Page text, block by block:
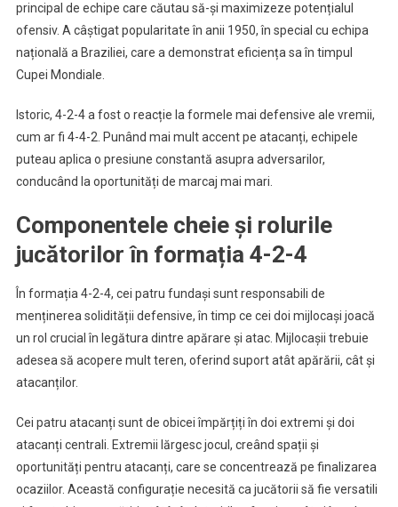
principal de echipe care căutau să-și maximizeze potențialul
ofensiv. A câștigat popularitate în anii 1950, în special cu echipa
națională a Braziliei, care a demonstrat eficiența sa în timpul
Cupei Mondiale.
Istoric, 4-2-4 a fost o reacție la formele mai defensive ale vremii,
cum ar fi 4-4-2. Punând mai mult accent pe atacanți, echipele
puteau aplica o presiune constantă asupra adversarilor,
conducând la oportunități de marcaj mai mari.
Componentele cheie și rolurile
jucătorilor în formația 4-2-4
În formația 4-2-4, cei patru fundași sunt responsabili de
menținerea solidității defensive, în timp ce cei doi mijlocași joacă
un rol crucial în legătura dintre apărare și atac. Mijlocașii trebuie
adesea să acopere mult teren, oferind suport atât apărării, cât și
atacanților.
Cei patru atacanți sunt de obicei împărțiți în doi extremi și doi
atacanți centrali. Extremii lărgesc jocul, creând spații și
oportunități pentru atacanți, care se concentrează pe finalizarea
ocaziilor. Această configurație necesită ca jucătorii să fie versatili